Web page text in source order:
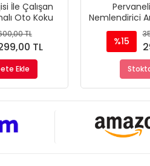
İle Çalışan
Oto Koku
TL
TL
Ekle
Nemlendirici
Rgb Renkli
%15